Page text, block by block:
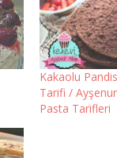
Kakaolu
Tarifi /
Pasta Tarifleri